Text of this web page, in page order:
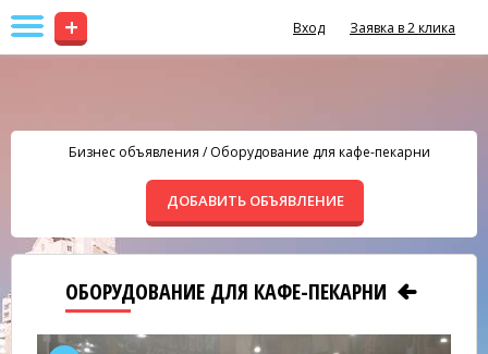
+ Вход Заявка в 2 клика
Бизнес объявления /Оборудование для кафе-пекарни
ДОБАВИТЬ ОБЪЯВЛЕНИЕ
ОБОРУДОВАНИЕ ДЛЯ КАФЕ-ПЕКАРНИ